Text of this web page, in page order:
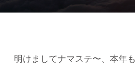
明けましてナマステ〜、本年も